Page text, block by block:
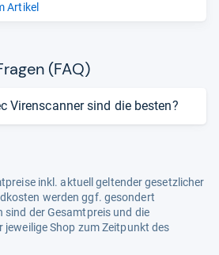
Artikel
(FAQ)
Virenscanner sind die besten?
inkl. aktuell geltender gesetzlicher
werden ggf. gesondert
sind der Gesamtpreis und die
jeweilige Shop zum Zeitpunkt des